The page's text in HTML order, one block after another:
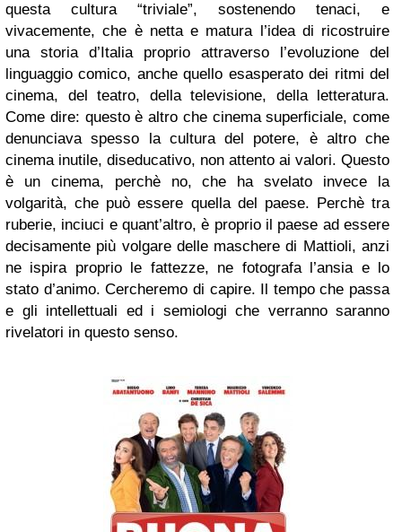
questa cultura “triviale”, sostenendo tenaci, e
vivacemente, che è netta e matura l’idea di ricostruire
una storia d’Italia proprio attraverso l’evoluzione del
linguaggio comico, anche quello esasperato dei ritmi del
cinema, del teatro, della televisione, della letteratura.
Come dire: questo è altro che cinema superficiale, come
denunciava spesso la cultura del potere, è altro che
cinema inutile, diseducativo, non attento ai valori. Questo
è un cinema, perchè no, che ha svelato invece la
volgarità, che può essere quella del paese. Perchè tra
ruberie, inciuci e quant’altro, è proprio il paese ad essere
decisamente più volgare delle maschere di Mattioli, anzi
ne ispira proprio le fattezze, ne fotografa l’ansia e lo
stato d’animo. Cercheremo di capire. Il tempo che passa
e gli intellettuali ed i semiologi che verranno saranno
rivelatori in questo senso.